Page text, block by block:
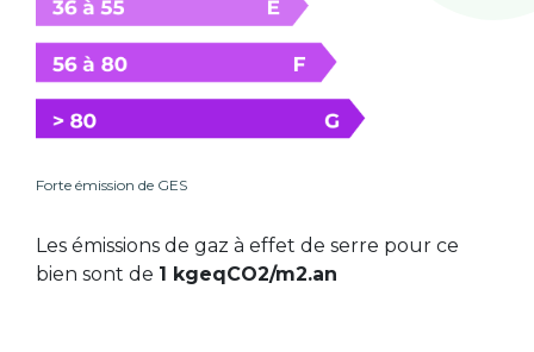
Forte émission de GES
Les émissions de gaz à effet de serre pour ce
bien sont de 1 kgeqCO2/m2.an